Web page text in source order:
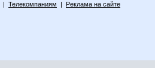
| Телекомпаниям | Реклама на сайте